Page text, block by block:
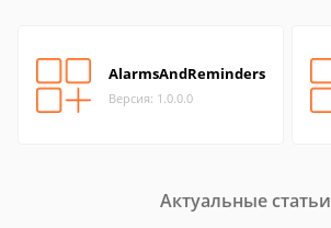
AlarmsAndReminders
Версия: 1.0.0.0
Актуальные статьи